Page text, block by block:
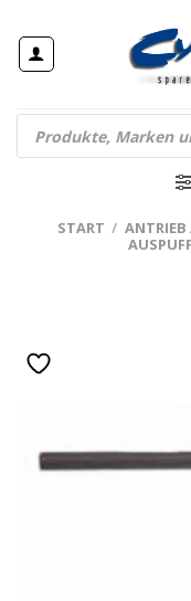
Inhalt
springen
Products
search
START / ANTRIEB